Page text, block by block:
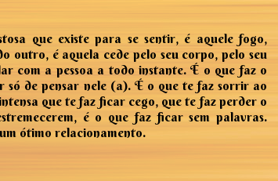
que existe para se sentir, é aquele fogo,
outro, é aquela cede pelo seu corpo, pelo seu
com a pessoa a todo instante. É o que faz o
só de pensar nele (a). É o que te faz sorrir ao
que te faz ficar cego, que te faz perder o
é o que faz ficar sem palavras.
ótimo relacionamento.